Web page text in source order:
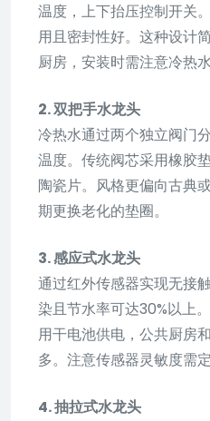
温度，上下抬压控制开关
用且密封性好。这种设计
厨房，安装时需注意冷热
2. 双把手水龙头
冷热水通过两个独立阀门
温度。传统阀芯采用橡胶
陶瓷片。风格更偏向古典
期更换老化的垫圈。
3. 感应式水龙头
通过红外传感器实现无接
染且节水率可达30%以上
用干电池供电，公共厨房
多。注意传感器灵敏度需定
4. 抽拉式水龙头